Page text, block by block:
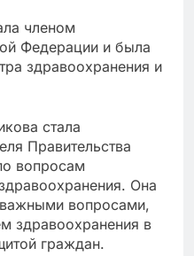
членом
Федерации и была
здравоохранения и
стала
Правительства
вопросам
Она
вопросами,
здравоохранения в
граждан.